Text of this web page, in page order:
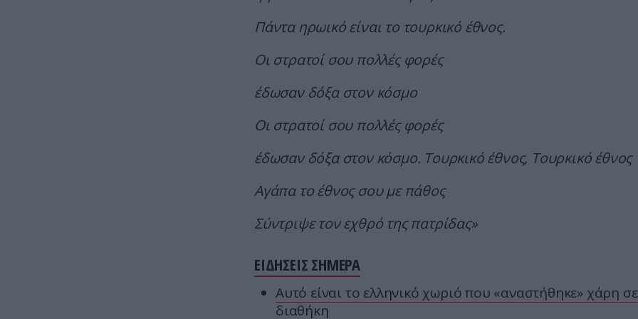
Πάντα ηρωικό είναι το τουρκικό έθνος.
Οι στρατοί σου πολλές φορές
έδωσαν δόξα στον κόσμο
Οι στρατοί σου πολλές φορές
έδωσαν δόξα στον κόσμο. Τουρκικό έθνος, Τουρκικό έθνος
Αγάπα το έθνος σου με πάθος
Σύντριψε τον εχθρό της πατρίδας»
ΕΙΔΗΣΕΙΣ ΣΗΜΕΡΑ
Αυτό είναι το ελληνικό χωριό που «αναστήθηκε» χάρη
διαθήκη